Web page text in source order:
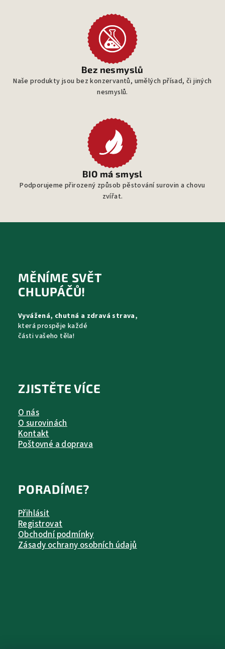
Bez nesmyslů
Naše produkty jsou bez konzervantů, umělých přísad, či jiných
nesmyslů.
BIO má smysl
Podporujeme přirozený způsob pěstování surovin a chovu
zvířat.
MĚNÍME SVĚT
CHLUPÁČŮ!
Vyvážená, chutná a zdravá strava,
která prospěje každé
části vašeho těla!
ZJISTĚTE VÍCE
O nás
O surovinách
Kontakt
Poštovné a doprava
PORADÍME?
Přihlásit
Registrovat
Obchodní podmínky
Zásady ochrany osobních údajů